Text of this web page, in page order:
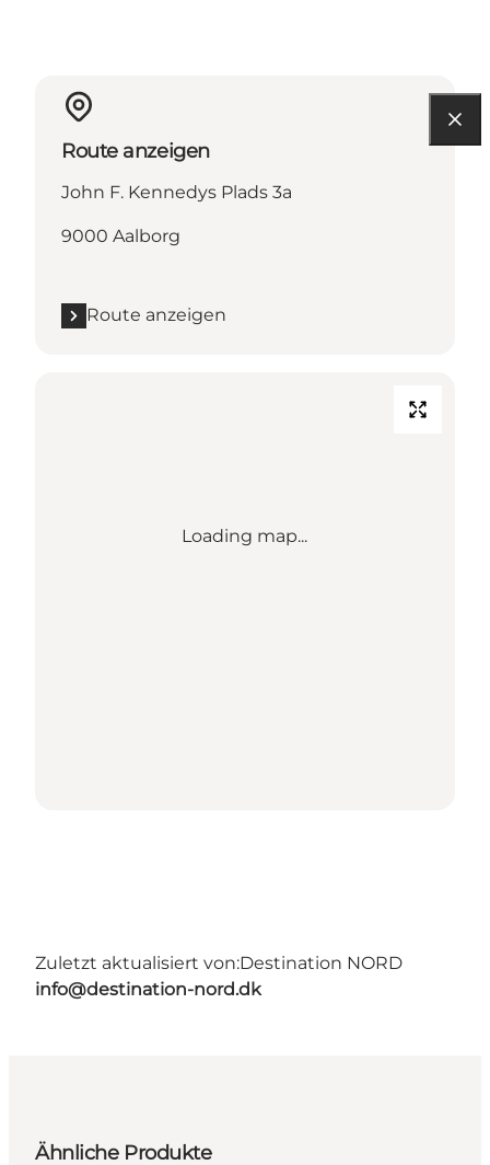
Route anzeigen
John F. Kennedys Plads 3a
9000 Aalborg
Route anzeigen
Loading map...
Zuletzt aktualisiert von:Destination NORD
info@destination-nord.dk
Ähnliche Produkte